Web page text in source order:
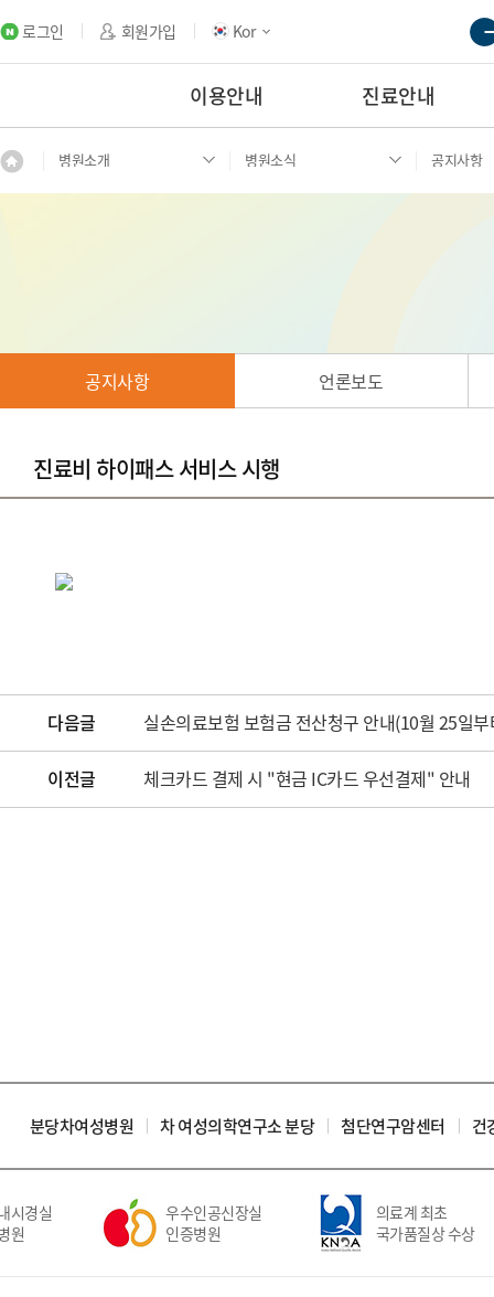
로그인 회원가입 Kor
이용안내 진료안내
병원소개 병원소식 공지사항
공지사항 언론보도
진료비 하이패스 서비스 시행
다음글 실손의료보험 보험금 전산청구 안내(10월 25일부
이전글 체크카드 결제 시 "현금 IC카드 우선결제" 안내
분당차여성병원 차 여성의학연구소 분당 첨단연구암센터 건
경실
원
우수인공신장실
인증병원
의료계 최초
국가품질상 수상